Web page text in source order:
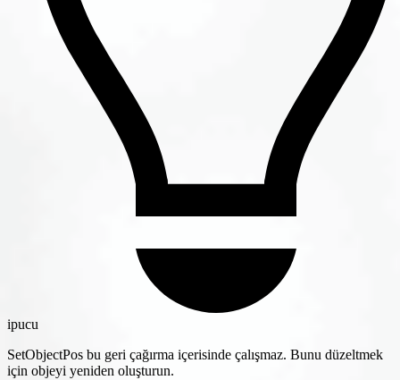
ipucu
SetObjectPos bu geri çağırma içerisinde çalışmaz. Bunu düzeltmek
için objeyi yeniden oluşturun.